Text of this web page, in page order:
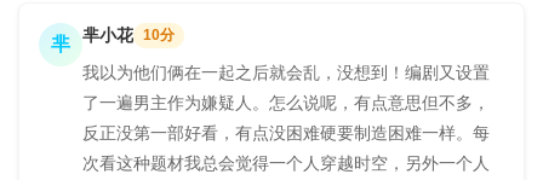
芈 芈小花 10分
我以为他们俩在一起之后就会乱，没想到！编剧又设置
了一遍男主作为嫌疑人。怎么说呢，有点意思但不多，
反正没第一部好看，有点没困难硬要制造困难一样。每
次看这种题材我总会觉得一个人穿越时空，另外一个人